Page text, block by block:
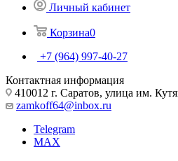
Личный кабинет
Корзина0
+7 (964) 997-40-27
Контактная информация
410012 г. Саратов, улица им.
zamkoff64@inbox.ru
Telegram
MAX